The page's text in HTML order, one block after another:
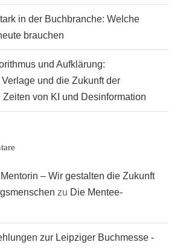
in der Buchbranche: Welche
brauchen
und Aufklärung:
und die Zukunft der
Zeiten von KI und Desinformation
– Wir gestalten die Zukunft
zu Die Mentee-
zur Leipziger Buchmesse -